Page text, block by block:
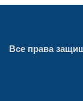
Все права